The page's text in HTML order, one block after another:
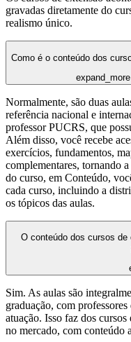
gravadas diretamente do
realismo único.
Como é o conteúdo dos
expand_more
Normalmente, são duas
referência nacional e
professor PUCRS, que
Além disso, você recebe
exercícios, fundamentos,
complementares, tornando
do curso, em Conteúdo,
cada curso, incluindo a
os tópicos das aulas.
O conteúdo dos cursos
Sim. As aulas são
graduação, com
atuação. Isso faz dos
no mercado, com conteúdo